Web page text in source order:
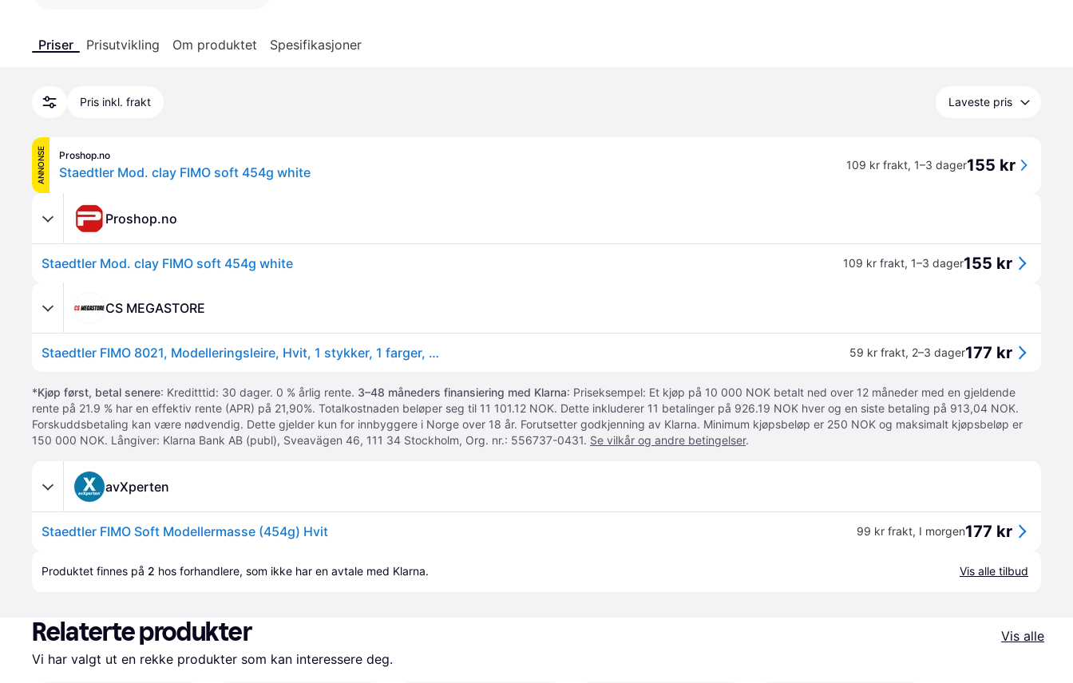
Priser Prisutvikling Om produktet Spesifikasjoner
Pris inkl. frakt Laveste pris
ANNONSE Proshop.no
Staedtler Mod. clay FIMO soft 454g white 109 kr frakt, 1–3 dager155 kr
Proshop.no
Staedtler Mod. clay FIMO soft 454g white 109 kr frakt, 1–3 dager155 kr
CS MEGASTORE
Staedtler FIMO 8021, Modelleringsleire, Hvit, 1 stykker, 1 farger, 110 °C, 30 min 59 kr frakt, 2–3 dager177 kr
*Kjøp først, betal senere: Kreditttid: 30 dager. 0 % årlig rente. 3–48 måneders finansiering med Klarna: Priseksempel: Et kjøp på 10 000 NOK betalt ned over 12 måneder med en gjeldende
rente på 21.9 % har en effektiv rente (APR) på 21,90%. Totalkostnaden beløper seg til 11 101.12 NOK. Dette inkluderer 11 betalinger på 926.19 NOK hver og en siste betaling på 913,04 NOK.
Forskuddsbetaling kan være nødvendig. Dette gjelder kun for innbyggere i Norge over 18 år. Forutsetter godkjenning av Klarna. Minimum kjøpsbeløp er 250 NOK og maksimalt kjøpsbeløp er
150 000 NOK. Långiver: Klarna Bank AB (publ), Sveavägen 46, 111 34 Stockholm, Org. nr.: 556737-0431. Se vilkår og andre betingelser.
avXperten
Staedtler FIMO Soft Modellermasse (454g) Hvit 99 kr frakt, I morgen177 kr
Produktet finnes på 2 hos forhandlere, som ikke har en avtale med Klarna. Vis alle tilbud
Relaterte produkter
Vis alle
Vi har valgt ut en rekke produkter som kan interessere deg.